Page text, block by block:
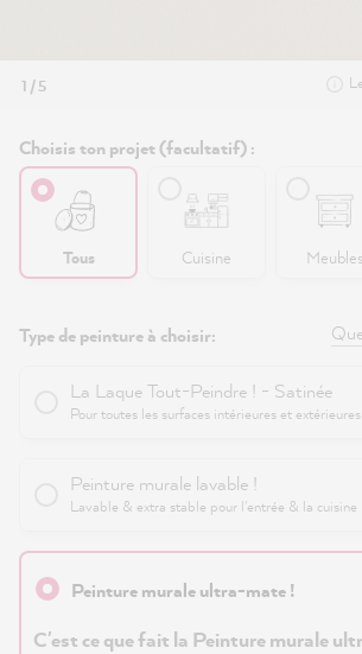
1 / 5
Choisis ton projet (facultatif) :
Tous Cuisine Meubles
Type de peinture à choisir:
La Laque Tout-Peindre ! - Satinée
Pour toutes les surfaces intérieures et extérieures
Peinture murale lavable !
Lavable & extra stable pour l'entrée & la cuisine
Peinture murale ultra-mate !
C'est ce que fait la Peinture murale